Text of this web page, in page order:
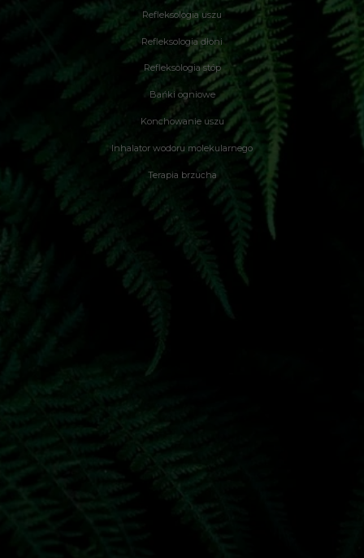
Terapia brzucha
Inhalator wodoru molekularnego
Konchowanie uszu
Bańki ogniowe
Refleksologia stóp
Refleksologia dłoni
Refleksologia uszu